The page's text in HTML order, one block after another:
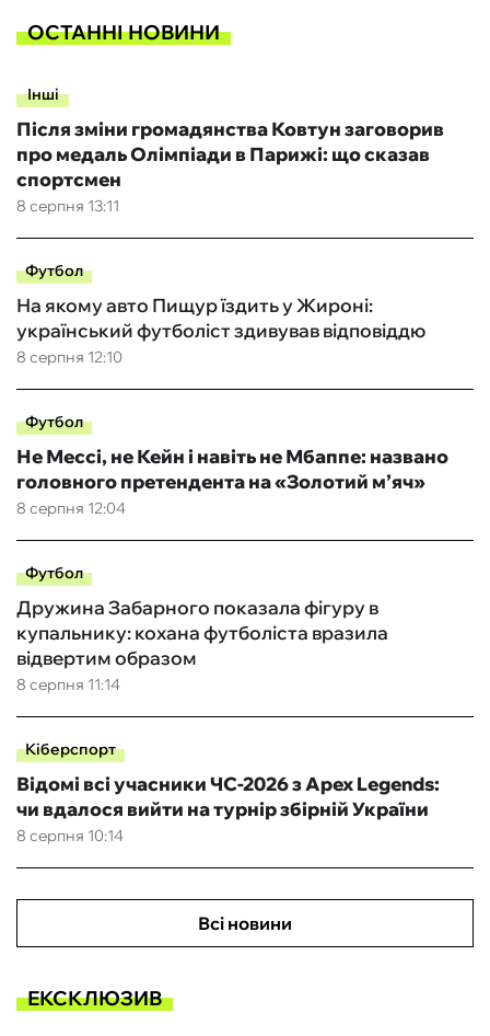
ОСТАННІ НОВИНИ
Інші
8 серпня 13:11
Після зміни громадянства Ковтун заговорив
про медаль Олімпіади в Парижі: що сказав
спортсмен
Футбол
8 серпня 12:10
На якому авто Пищур їздить у Жироні:
український футболіст здивував відповіддю
Футбол
8 серпня 12:04
Не Мессі, не Кейн і навіть не Мбаппе: названо
головного претендента на «Золотий м’яч»
Футбол
8 серпня 11:14
Дружина Забарного показала фігуру в
купальнику: кохана футболіста вразила
відвертим образом
Кіберспорт
8 серпня 10:14
Відомі всі учасники ЧС-2026 з Apex Legends:
чи вдалося вийти на турнір збірній України
Всі новини
ЕКСКЛЮЗИВ